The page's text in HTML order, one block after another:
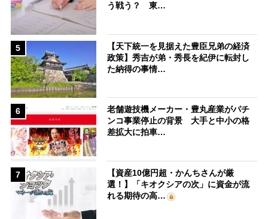
う戦う？ 東…
5
【天下統一を見据えた豊臣兄弟の経済
政策】秀吉が弟・秀長を紀伊に転封し
た納得の事情…
6
老舗遊技機メーカー・豊丸産業がパチ
ンコ事業停止の背景 大手と中小の格
差拡大に拍車…
7
【資産10億円超・かんちさんが厳
選！】「キオクシアの次」に資金が流
れる期待の高…